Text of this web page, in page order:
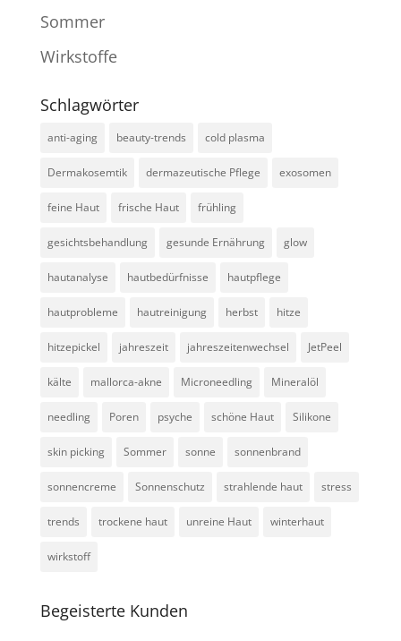
Sommer
Wirkstoffe
Schlagwörter
anti-aging beauty-trends cold plasma
Dermakosemtik dermazeutische Pflege exosomen
feine Haut frische Haut frühling
gesichtsbehandlung gesunde Ernährung glow
hautanalyse hautbedürfnisse hautpflege
hautprobleme hautreinigung herbst hitze
hitzepickel jahreszeit jahreszeitenwechsel JetPeel
kälte mallorca-akne Microneedling Mineralöl
needling Poren psyche schöne Haut Silikone
skin picking Sommer sonne sonnenbrand
sonnencreme Sonnenschutz strahlende haut stress
trends trockene haut unreine Haut winterhaut
wirkstoff
Begeisterte Kunden